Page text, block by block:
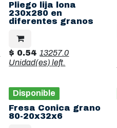
Pliego lija lona
230x280 en
diferentes granos
$ 0.54 13257.0
Unidad(es)left.
Disponible
Fresa Conica grano
80-20x32x6